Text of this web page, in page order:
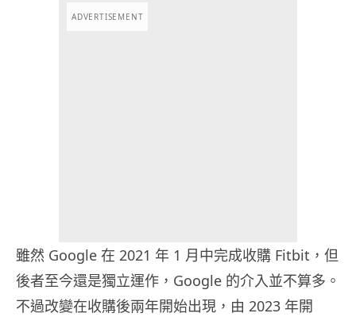
ADVERTISEMENT
雖然 Google 在 2021 年 1 月中完成收購 Fitbit，但
後者至今還是獨立運作，Google 的介入並不算多。
不過改變在收購後兩年開始出現，由 2023 年開